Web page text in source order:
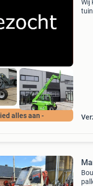
alles aan -
Wij